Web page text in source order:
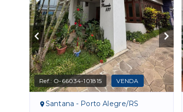
Ref.: O-66034-101815 VENDA
Santana - Porto Alegre/RS